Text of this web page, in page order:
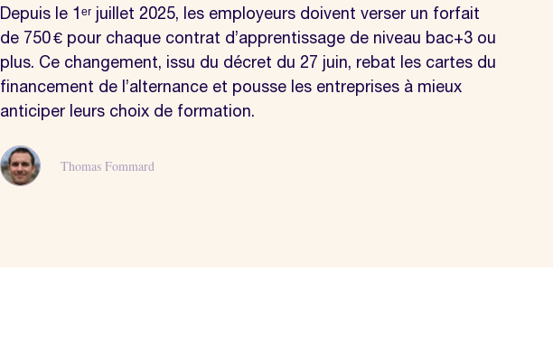
Depuis le 1ᵉʳ juillet 2025, les employeurs doivent verser un forfait
de 750 € pour chaque contrat d’apprentissage de niveau bac+3 ou
plus. Ce changement, issu du décret du 27 juin, rebat les cartes du
financement de l’alternance et pousse les entreprises à mieux
anticiper leurs choix de formation.
Thomas Fommard